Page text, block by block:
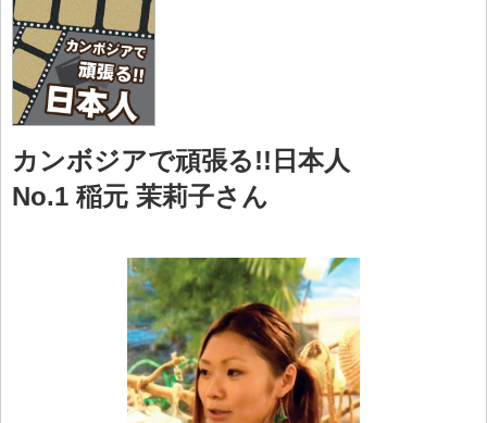
カンボジアで頑張る!!日本人
No.1 稲元 茉莉子さん